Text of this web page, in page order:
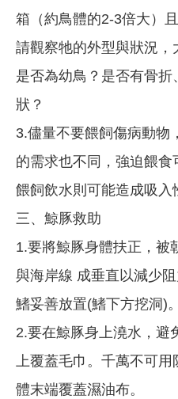
箱（約鳥體的2-3倍大）
請觀察牠的外型與狀況，
是否為幼鳥？是否有骨
狀？
3.儘量不要餵飼傷病動物
的需求也不同，強迫餵
餵飼飲水則可能造成吸入
三、鯨豚救助
1.要將鯨豚身體扶正，被
與海岸線 成垂直以減少
鰭妥善放置(鰭下方挖洞)。
2.要在鯨豚身上澆水，避
上覆蓋毛巾。千萬不可
體末端覆蓋濕油布。